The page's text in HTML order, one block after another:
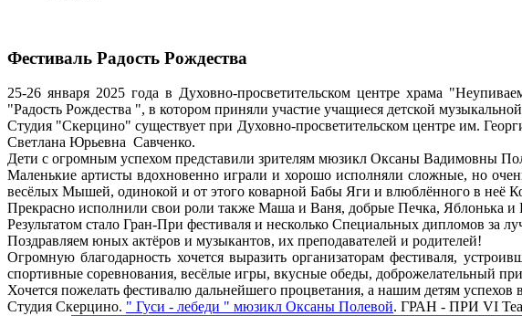
Фестиваль Радость Рождества
25-26 января 2025 года в Духовно-просветительском центре храма
"Радость Рождества ", в котором приняли участие учащиеся детской
Студия "Скерцино" существует при Духовно-просветительском центре им.
Светлана Юрьевна Савченко.
Дети с огромным успехом представили зрителям мюзикл Оксаны Вадимовны
Маленькие артисты вдохновенно играли и хорошо исполняли сложные, но
весёлых Мышей, одинокой и от этого коварной Бабы Яги и влюблённого в неё
Прекрасно исполнили свои роли также Маша и Ваня, добрые Печка, Яблонька
Результатом стало Гран-При фестиваля и несколько Специальных дипломов за
Поздравляем юных актёров и музыкантов, их преподавателей и родителей!
Огромную благодарность хочется выразить организаторам фестиваля,
спортивные соревнования, весёлые игры, вкусные обеды, доброжелательный
Хочется пожелать фестивалю дальнейшего процветания, а нашим детям успехов
Студия Скерцино. " Гуси - лебеди " мюзикл Оксаны Полевой. ГРАН - ПРИ VI